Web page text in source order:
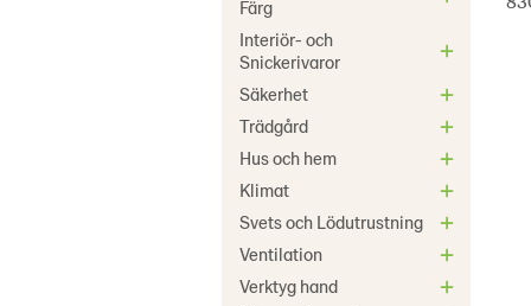
Färg
Interiör- och
Snickerivaror
Säkerhet
Trädgård
Hus och hem
Klimat
Svets och Lödutrustning
Ventilation
Verktyg hand